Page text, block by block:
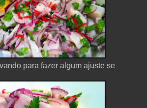
para fazer algum ajuste se